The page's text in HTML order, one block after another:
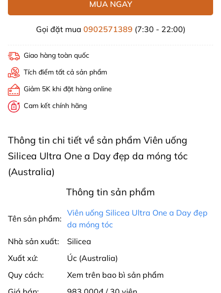
MUA NGAY
Gọi đặt mua 0902571389 (7:30 - 22:00)
Giao hàng toàn quốc
Tích điểm tất cả sản phẩm
Giảm 5K khi đặt hàng online
Cam kết chính hãng
Thông tin chi tiết về sản phẩm Viên uống
Silicea Ultra One a Day đẹp da móng tóc
(Australia)
Thông tin sản phẩm
Tên sản phẩm:
Viên uống Silicea Ultra One a Day đẹp
da móng tóc
Nhà sản xuất:
Silicea
Xuất xứ:
Úc (Australia)
Quy cách:
Xem trên bao bì sản phẩm